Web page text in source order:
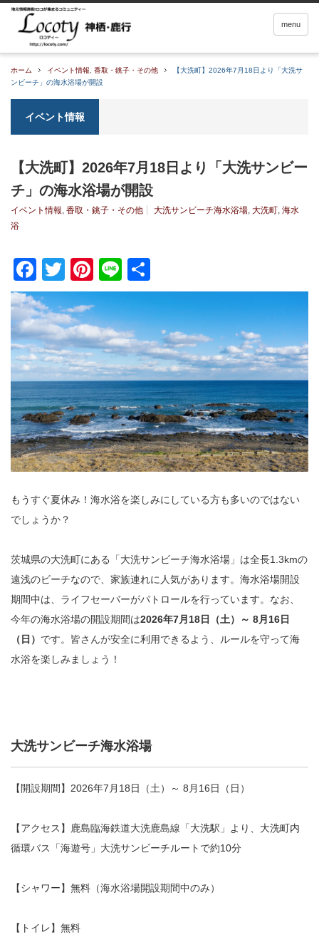
menu
ホーム イベント情報 香取・銚子・その他
【大洗町】2026年7月18日より「大洗サ
ンビーチ」の海水浴場が開設
イベント情報
【大洗町】2026年7月18日より「大洗サンビー
チ」の海水浴場が開設
イベント情報, 香取・銚子・その他 大洗サンビーチ海水浴場, 大洗町, 海水
浴
Facebook
TwitterPinterest
Line
有
もうすぐ夏休み！海水浴を楽しみにしている方も多いのではない
でしょうか？
茨城県の大洗町にある「大洗サンビーチ海水浴場」は全長1.3kmの
遠浅のビーチなので、家族連れに人気があります。海水浴場開設
期間中は、ライフセーバーがパトロールを行っています。なお、
今年の海水浴場の開設期間は2026年7月18日（土）～ 8月16日
（日） です。皆さんが安全に利用できるよう、ルールを守って海
水浴を楽しみましょう！
大洗サンビーチ海水浴場
【開設期間】2026年7月18日（土）～ 8月16日（日）
【アクセス】鹿島臨海鉄道大洗鹿島線「大洗駅」より、大洗町内
循環バス「海遊号」大洗サンビーチルートで約10分
【シャワー】無料（海水浴場開設期間中のみ）
【トイレ】無料